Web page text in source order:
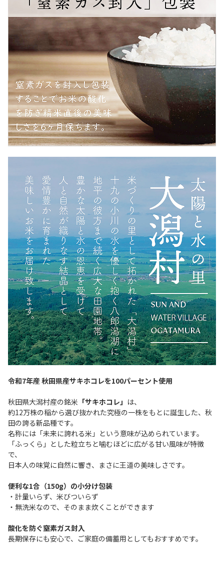
令和7年産 秋田県産サキホコレを100パーセント使用
秋田県大潟村産の銘米 「サキホコレ」 は、
約12万株の稲から選び抜かれた究極の一株をもとに誕生した、秋
田の誇る新品種です。
名称には「未来に誇れる米」という意味が込められています。
「ふっくら」とした粒立ちと噛むほどに広がる甘い風味が特徴
で、
日本人の味覚に自然に響き、まさに王道の美味しさです。
便利な1合（150g）の小分け包装
・計量いらず、米びついらず
・無洗米なので、そのまま炊くことができます
酸化を防ぐ窒素ガス封入
長期保存にも安心で、ご家庭の備蓄用としてもおすすめです。